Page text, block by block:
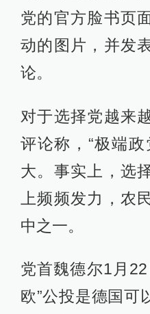
党的官方脸书页
动的图片，并发
论。
对于选择党越来
评论称，“极端
大。事实上，选
上频频发力，农
中之一。
党首魏德尔1月
欧”公投是德国可